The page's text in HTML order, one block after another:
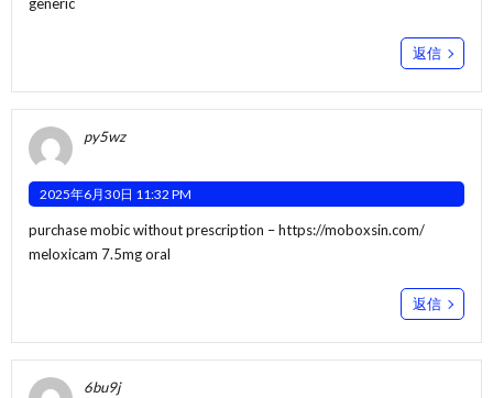
返信
py5wz
2025年6月30日 11:32 PM
purchase mobic without prescription –https://moboxsin.com/
meloxicam 7.5mg oral
返信
6bu9j